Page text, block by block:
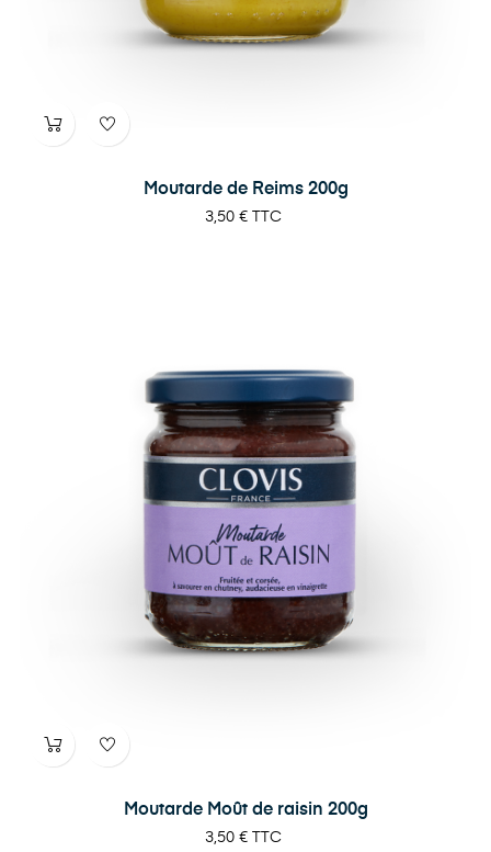
Moutarde de Reims 200g
Prix
3,50 € TTC
Moutarde Moût de raisin 200g
Prix
3,50 € TTC